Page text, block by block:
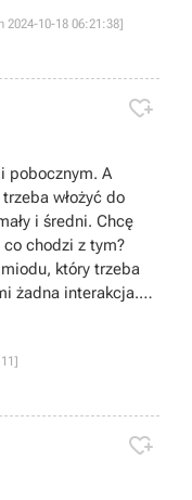
2024-10-18 06:21:38]

pobocznym. A
i średni. Chcę
chodzi z tym?
który trzeba
żadna interakcja.
